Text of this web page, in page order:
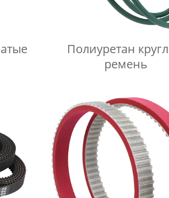
Полиуретан
ремень